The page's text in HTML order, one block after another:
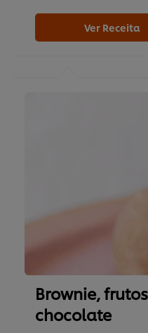
Ver Receita
Brownie,
chocolate